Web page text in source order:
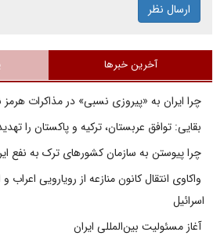
ارسال نظر
آخرین خبرها
چرا ایران به «پیروزی نسبی» در مذاکرات هرمز
بقایی: توافق عربستان، ترکیه و پاکستان را
چرا پیوستن به سازمان کشورهای ترک به نفع
واکاوی انتقال کانون منازعه از رویارویی اعراب
اسرائیل
آغاز مسئولیت بین‌المللی ایران